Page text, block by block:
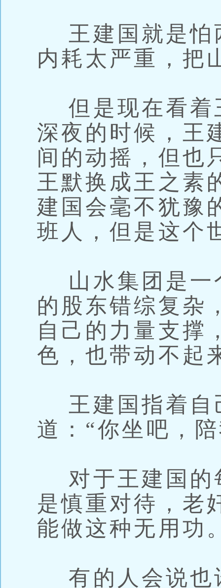
王建国就是怕
内耗太严重，把
但是现在看着
深夜的时候，王
间的动摇，但也
王默换成王之素
建国会毫不犹豫
班人，但是这个
山水集团是一
的股东错综复杂
自己的力量支撑
色，也带动不起
王建国指着自
道：“你坐吧，
对于王建国的
是慎重对待，老
能做这种无用功
有的人会说也